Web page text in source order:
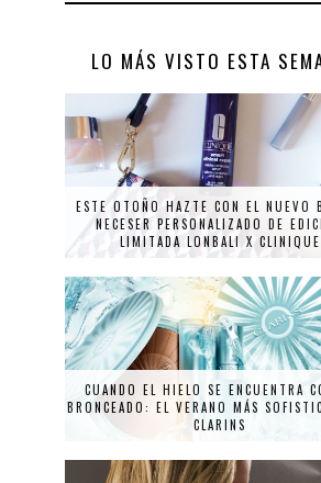
LO MÁS VISTO ESTA
ESTE OTOÑO HAZTE CON EL NUEVO
NECESER PERSONALIZADO DE
LIMITADA LONBALI X CLINIQUE
CUANDO EL HIELO SE ENCUENTRA
BRONCEADO: EL VERANO MÁS
CLARINS